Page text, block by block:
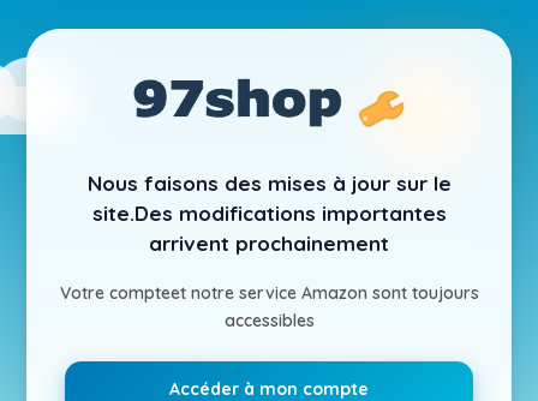
Nous faisons des mises à jour sur le
site.Des modifications importantes
arrivent prochainement
Votre compteet notre service Amazon sont toujours
accessibles
Accéder à mon compte